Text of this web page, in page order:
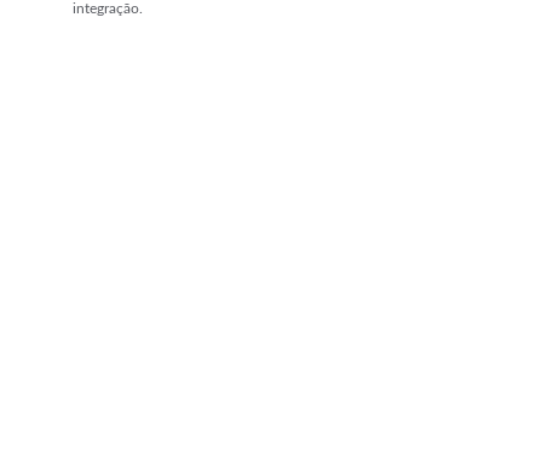
integração.